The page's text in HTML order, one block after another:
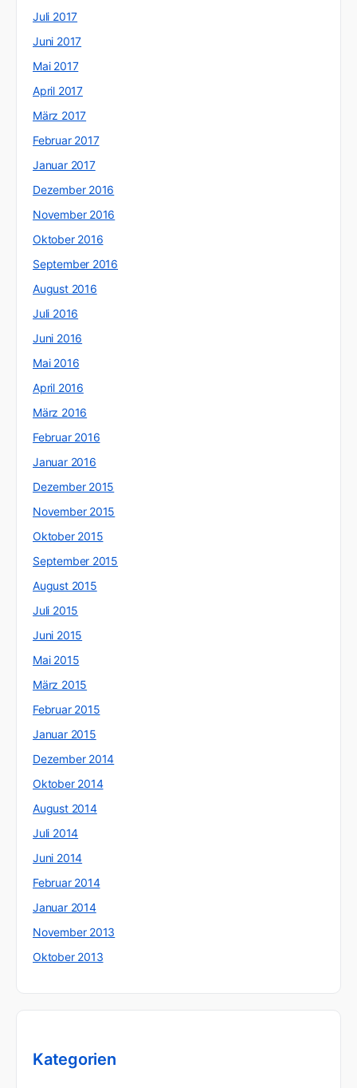
Juli 2017
Juni 2017
Mai 2017
April 2017
März 2017
Februar 2017
Januar 2017
Dezember 2016
November 2016
Oktober 2016
September 2016
August 2016
Juli 2016
Juni 2016
Mai 2016
April 2016
März 2016
Februar 2016
Januar 2016
Dezember 2015
November 2015
Oktober 2015
September 2015
August 2015
Juli 2015
Juni 2015
Mai 2015
März 2015
Februar 2015
Januar 2015
Dezember 2014
Oktober 2014
August 2014
Juli 2014
Juni 2014
Februar 2014
Januar 2014
November 2013
Oktober 2013
Kategorien